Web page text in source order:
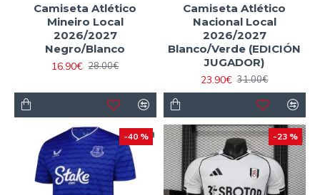
Camiseta Atlético
Mineiro Local
2026/2027
Negro/Blanco
16.90€ 28.00€
Camiseta Atlético
Nacional Local
2026/2027
Blanco/Verde (EDICIÓN
JUGADOR)
23.90€ 31.00€
-40 % -23 %